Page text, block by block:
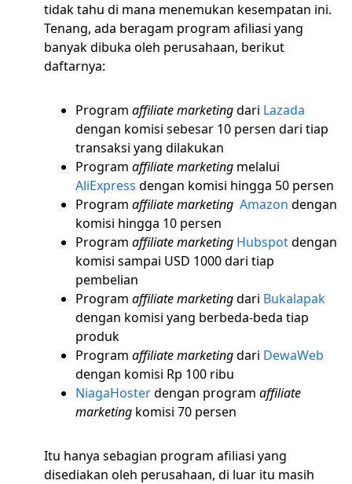
tidak tahu di mana menemukan kesempatan ini.
Tenang, ada beragam program afiliasi yang
banyak dibuka oleh perusahaan, berikut
daftarnya:
Program affiliate marketingdari Lazada
dengan komisi sebesar 10 persen dari tiap
transaksi yang dilakukan
Program affiliate marketing melalui
AliExpress dengan komisi hingga 50 persen
Program affiliate marketing Amazon dengan
komisi hingga 10 persen
Program affiliate marketing Hubspotdengan
komisi sampai USD 1000 dari tiap
pembelian
Program affiliate marketingdari Bukalapak
dengan komisi yang berbeda-beda tiap
produk
Program affiliate marketingdari DewaWeb
dengan komisi Rp 100 ribu
NiagaHosterdengan program affiliate
marketing komisi 70 persen
Itu hanya sebagian program afiliasi yang
disediakan oleh perusahaan, di luar itu masih